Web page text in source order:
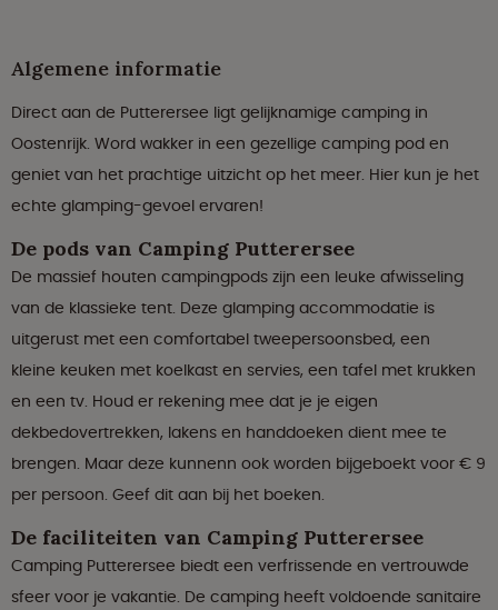
Algemene informatie
Direct aan de Putterersee ligt gelijknamige camping in
Oostenrijk. Word wakker in een gezellige camping pod en
geniet van het prachtige uitzicht op het meer. Hier kun je het
echte glamping-gevoel ervaren!
De pods van Camping Putterersee
De massief houten campingpods zijn een leuke afwisseling
van de klassieke tent. Deze glamping accommodatie is
uitgerust met een comfortabel tweepersoonsbed, een
kleine keuken met koelkast en servies, een tafel met krukken
en een tv. Houd er rekening mee dat je je eigen
dekbedovertrekken, lakens en handdoeken dient mee te
brengen. Maar deze kunnenn ook worden bijgeboekt voor € 9
per persoon. Geef dit aan bij het boeken.
De faciliteiten van Camping Putterersee
Camping Putterersee biedt een verfrissende en vertrouwde
sfeer voor je vakantie. De camping heeft voldoende sanitaire